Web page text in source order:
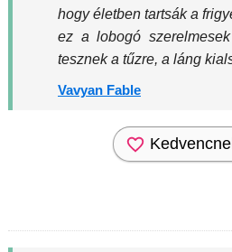
hogy életben tartsák a
ez a lobogó
tesznek a tűzre, a láng
Vavyan Fable